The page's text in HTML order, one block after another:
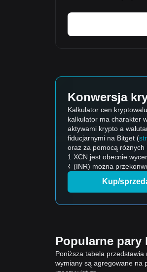
Konwersja
Kalkulator cen
kalkulator ma charakter
aktywami krypto a
fiducjarnymi na Bitget (
oraz za pomocą różnych
1 XCN jest obecnie
₹ (INR) można
Kup/
Popularne
Poniższa tabela
wymiany są agregowane na